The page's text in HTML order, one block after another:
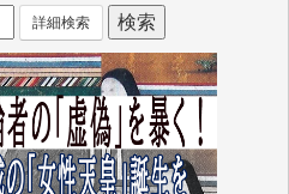
詳細検索